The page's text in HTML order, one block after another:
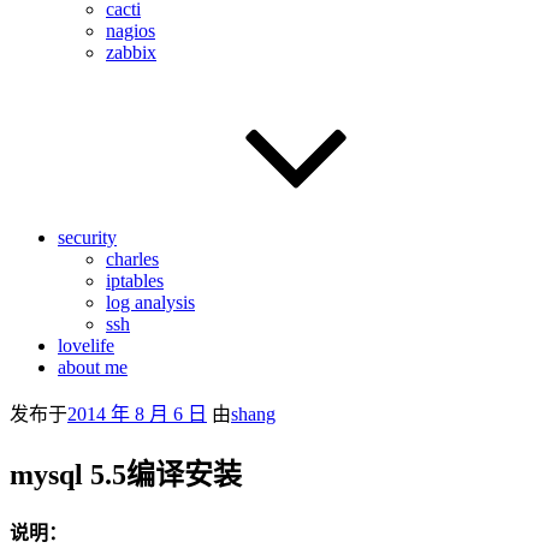
cacti
nagios
zabbix
security
charles
iptables
log analysis
ssh
lovelife
about me
发布于2014 年 8 月 6 日 由shang
mysql 5.5编译安装
说明：